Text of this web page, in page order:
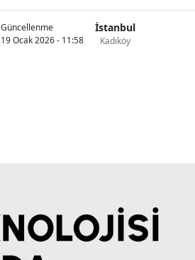
Güncellenme
19 Ocak 2026 - 11:58
İstanbul
Kadıköy